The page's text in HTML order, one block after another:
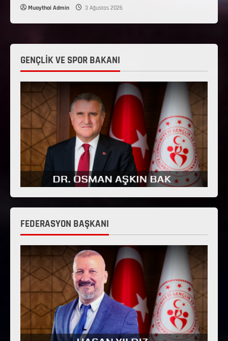
Muaythai Admin 3 Ağustos 2026
GENÇLİK VE SPOR BAKANI
FEDERASYON BAŞKANI